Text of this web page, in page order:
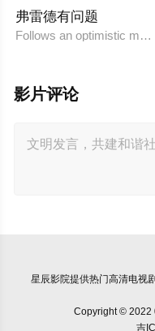
弗雷德有问题
Follows an optimistic
影片评论
星辰影院提供热门高清电视
Copyright © 2022
吉